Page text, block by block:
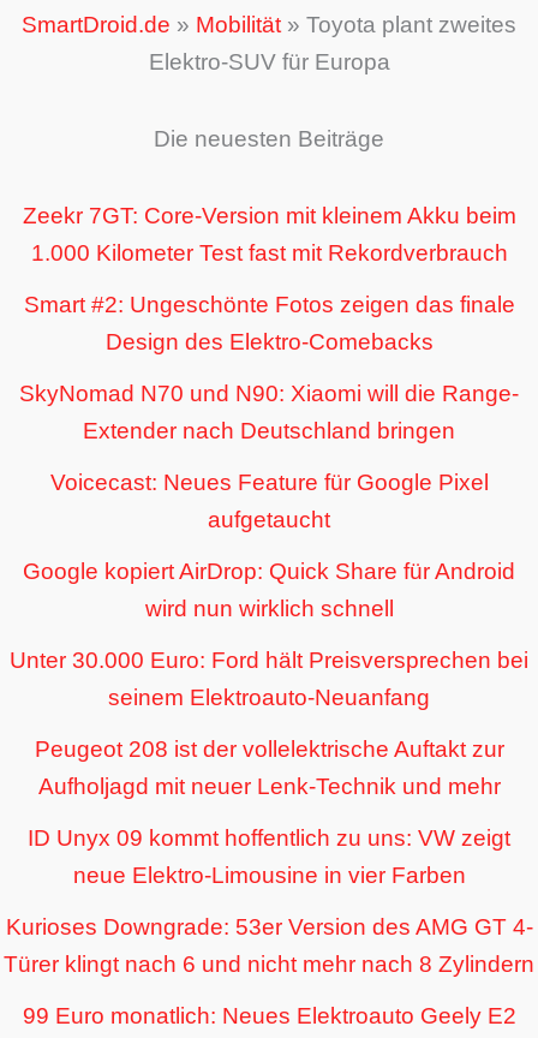
SmartDroid.de » Mobilität » Toyota plant zweites
Elektro-SUV für Europa
Die neuesten Beiträge
Zeekr 7GT: Core-Version mit kleinem Akku beim
1.000 Kilometer Test fast mit Rekordverbrauch
Smart #2: Ungeschönte Fotos zeigen das finale
Design des Elektro-Comebacks
SkyNomad N70 und N90: Xiaomi will die Range-
Extender nach Deutschland bringen
Voicecast: Neues Feature für Google Pixel
aufgetaucht
Google kopiert AirDrop: Quick Share für Android
wird nun wirklich schnell
Unter 30.000 Euro: Ford hält Preisversprechen bei
seinem Elektroauto-Neuanfang
Peugeot 208 ist der vollelektrische Auftakt zur
Aufholjagd mit neuer Lenk-Technik und mehr
ID Unyx 09 kommt hoffentlich zu uns: VW zeigt
neue Elektro-Limousine in vier Farben
Kurioses Downgrade: 53er Version des AMG GT 4-
Türer klingt nach 6 und nicht mehr nach 8 Zylindern
99 Euro monatlich: Neues Elektroauto Geely E2